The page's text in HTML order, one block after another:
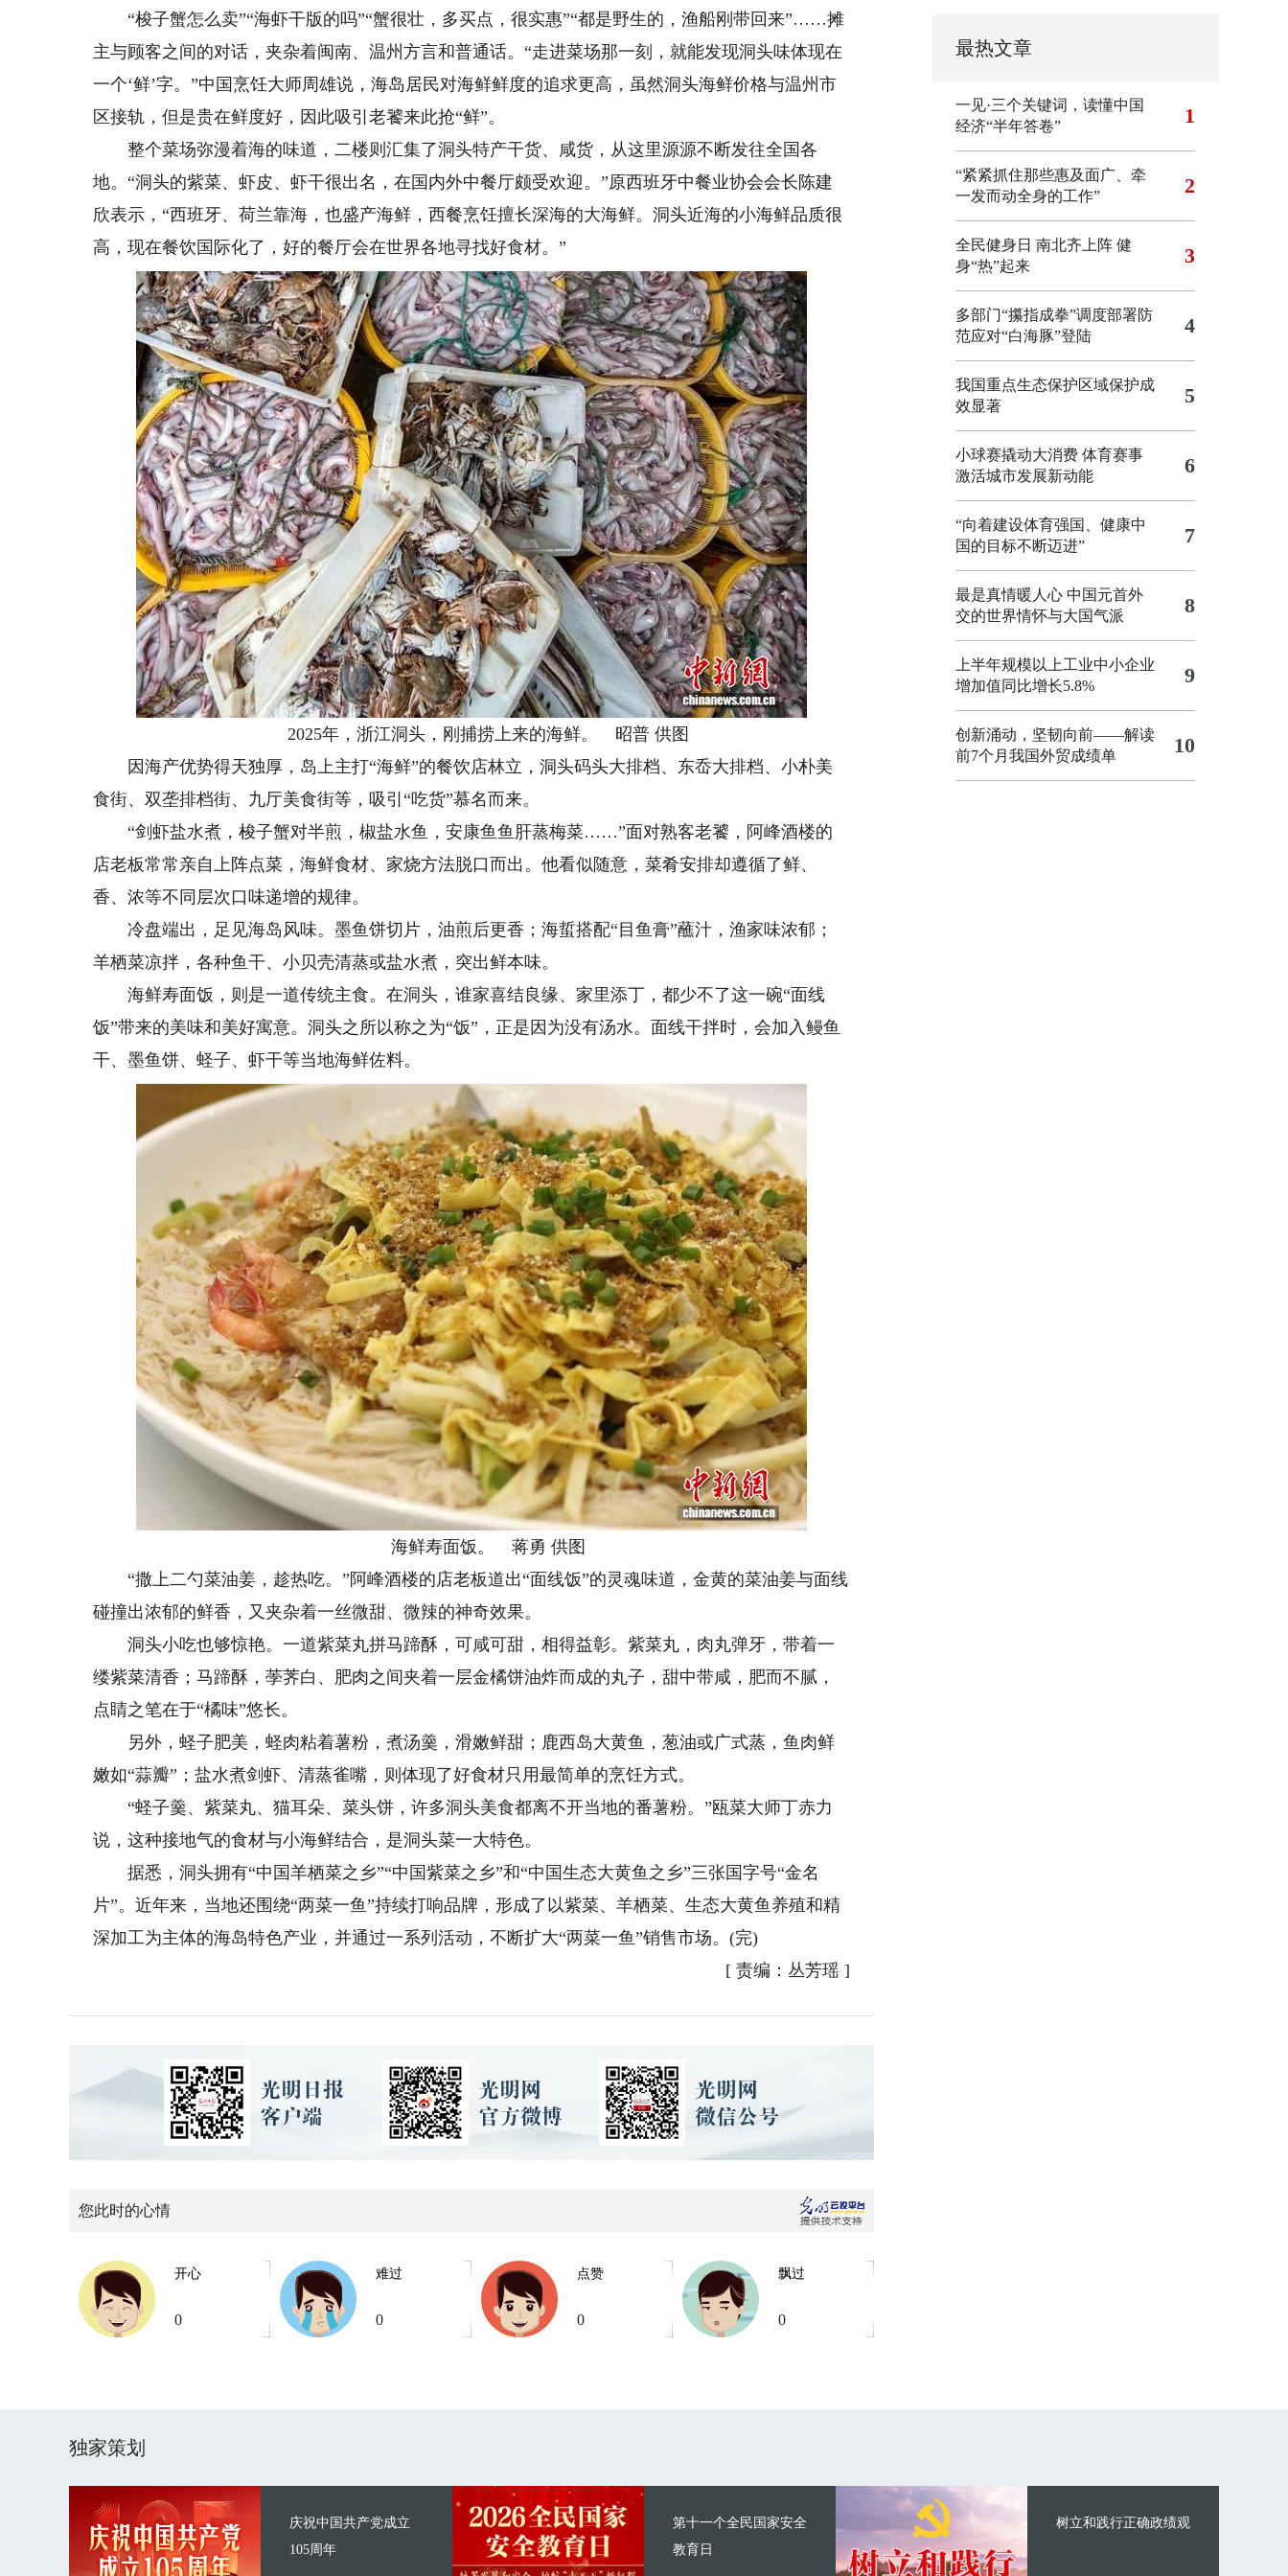
“梭子蟹怎么卖”“海虾干版的吗”“蟹很壮，多买点，很实惠”“都是野生的，渔船刚带回来”……摊
主与顾客之间的对话，夹杂着闽南、温州方言和普通话。“走进菜场那一刻，就能发现洞头味体现在
一个‘鲜’字。”中国烹饪大师周雄说，海岛居民对海鲜鲜度的追求更高，虽然洞头海鲜价格与温州市
区接轨，但是贵在鲜度好，因此吸引老饕来此抢“鲜”。
整个菜场弥漫着海的味道，二楼则汇集了洞头特产干货、咸货，从这里源源不断发往全国各
地。“洞头的紫菜、虾皮、虾干很出名，在国内外中餐厅颇受欢迎。”原西班牙中餐业协会会长陈建
欣表示，“西班牙、荷兰靠海，也盛产海鲜，西餐烹饪擅长深海的大海鲜。洞头近海的小海鲜品质很
高，现在餐饮国际化了，好的餐厅会在世界各地寻找好食材。”
2025年，浙江洞头，刚捕捞上来的海鲜。 昭普 供图
因海产优势得天独厚，岛上主打“海鲜”的餐饮店林立，洞头码头大排档、东岙大排档、小朴美
食街、双垄排档街、九厅美食街等，吸引“吃货”慕名而来。
“剑虾盐水煮，梭子蟹对半煎，椒盐水鱼，安康鱼鱼肝蒸梅菜……”面对熟客老饕，阿峰酒楼的
店老板常常亲自上阵点菜，海鲜食材、家烧方法脱口而出。他看似随意，菜肴安排却遵循了鲜、
香、浓等不同层次口味递增的规律。
冷盘端出，足见海岛风味。墨鱼饼切片，油煎后更香；海蜇搭配“目鱼膏”蘸汁，渔家味浓郁；
羊栖菜凉拌，各种鱼干、小贝壳清蒸或盐水煮，突出鲜本味。
海鲜寿面饭，则是一道传统主食。在洞头，谁家喜结良缘、家里添丁，都少不了这一碗“面线
饭”带来的美味和美好寓意。洞头之所以称之为“饭”，正是因为没有汤水。面线干拌时，会加入鳗鱼
干、墨鱼饼、蛏子、虾干等当地海鲜佐料。
海鲜寿面饭。 蒋勇 供图
“撒上二勺菜油姜，趁热吃。”阿峰酒楼的店老板道出“面线饭”的灵魂味道，金黄的菜油姜与面线
碰撞出浓郁的鲜香，又夹杂着一丝微甜、微辣的神奇效果。
洞头小吃也够惊艳。一道紫菜丸拼马蹄酥，可咸可甜，相得益彰。紫菜丸，肉丸弹牙，带着一
缕紫菜清香；马蹄酥，荸荠白、肥肉之间夹着一层金橘饼油炸而成的丸子，甜中带咸，肥而不腻，
点睛之笔在于“橘味”悠长。
另外，蛏子肥美，蛏肉粘着薯粉，煮汤羹，滑嫩鲜甜；鹿西岛大黄鱼，葱油或广式蒸，鱼肉鲜
嫩如“蒜瓣”；盐水煮剑虾、清蒸雀嘴，则体现了好食材只用最简单的烹饪方式。
“蛏子羹、紫菜丸、猫耳朵、菜头饼，许多洞头美食都离不开当地的番薯粉。”瓯菜大师丁赤力
说，这种接地气的食材与小海鲜结合，是洞头菜一大特色。
据悉，洞头拥有“中国羊栖菜之乡”“中国紫菜之乡”和“中国生态大黄鱼之乡”三张国字号“金名
片”。近年来，当地还围绕“两菜一鱼”持续打响品牌，形成了以紫菜、羊栖菜、生态大黄鱼养殖和精
深加工为主体的海岛特色产业，并通过一系列活动，不断扩大“两菜一鱼”销售市场。(完)
[ 责编：丛芳瑶 ]
您此时的心情
开心
0
难过
0
点赞
0
飘过
0
最热文章
一见·三个关键词，读懂中国
经济“半年答卷”
1
“紧紧抓住那些惠及面广、牵
一发而动全身的工作”
2
全民健身日 南北齐上阵 健
身“热”起来
3
多部门“攥指成拳”调度部署防
范应对“白海豚”登陆
4
我国重点生态保护区域保护成
效显著
5
小球赛撬动大消费 体育赛事
激活城市发展新动能
6
“向着建设体育强国、健康中
国的目标不断迈进”
7
最是真情暖人心 中国元首外
交的世界情怀与大国气派
8
上半年规模以上工业中小企业
增加值同比增长5.8%
9
创新涌动，坚韧向前——解读
前7个月我国外贸成绩单
10
独家策划
庆祝中国共产党成立
105周年
第十一个全民国家安全
教育日
树立和践行正确政绩观